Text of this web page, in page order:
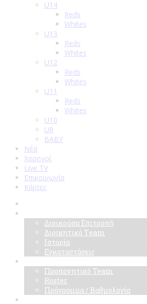
U14
Reds
Whites
U13
Reds
Whites
U12
Reds
Whites
U11
Reds
Whites
U10
U8
BABY
Νέα
Χορηγοί
Live TV
Επικοινωνία
Κάρτες
Διοικούσα Επιτροπή
Διοικητικό Τeam
Ιστορία
Εγκαταστάσεις
Προπονητικό Team
Roster
Πρόγραμμα / Βαθμολογία